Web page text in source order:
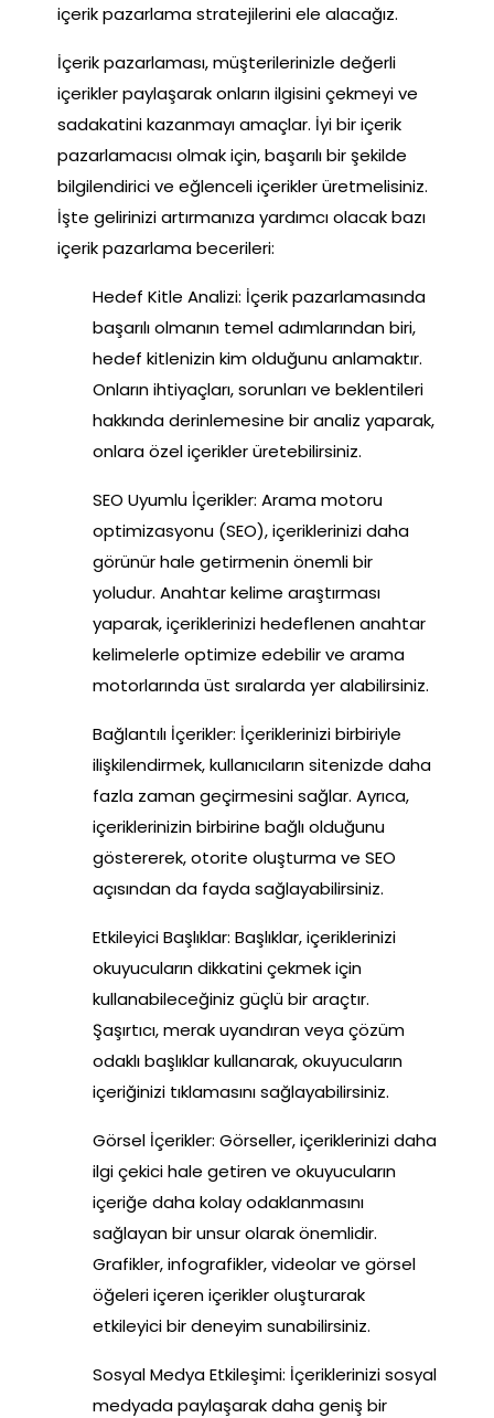
içerik pazarlama stratejilerini ele alacağız.
İçerik pazarlaması, müşterilerinizle değerli
içerikler paylaşarak onların ilgisini çekmeyi ve
sadakatini kazanmayı amaçlar. İyi bir içerik
pazarlamacısı olmak için, başarılı bir şekilde
bilgilendirici ve eğlenceli içerikler üretmelisiniz.
İşte gelirinizi artırmanıza yardımcı olacak bazı
içerik pazarlama becerileri:
Hedef Kitle Analizi: İçerik pazarlamasında
başarılı olmanın temel adımlarından biri,
hedef kitlenizin kim olduğunu anlamaktır.
Onların ihtiyaçları, sorunları ve beklentileri
hakkında derinlemesine bir analiz yaparak,
onlara özel içerikler üretebilirsiniz.
SEO Uyumlu İçerikler: Arama motoru
optimizasyonu (SEO), içeriklerinizi daha
görünür hale getirmenin önemli bir
yoludur. Anahtar kelime araştırması
yaparak, içeriklerinizi hedeflenen anahtar
kelimelerle optimize edebilir ve arama
motorlarında üst sıralarda yer alabilirsiniz.
Bağlantılı İçerikler: İçeriklerinizi birbiriyle
ilişkilendirmek, kullanıcıların sitenizde daha
fazla zaman geçirmesini sağlar. Ayrıca,
içeriklerinizin birbirine bağlı olduğunu
göstererek, otorite oluşturma ve SEO
açısından da fayda sağlayabilirsiniz.
Etkileyici Başlıklar: Başlıklar, içeriklerinizi
okuyucuların dikkatini çekmek için
kullanabileceğiniz güçlü bir araçtır.
Şaşırtıcı, merak uyandıran veya çözüm
odaklı başlıklar kullanarak, okuyucuların
içeriğinizi tıklamasını sağlayabilirsiniz.
Görsel İçerikler: Görseller, içeriklerinizi daha
ilgi çekici hale getiren ve okuyucuların
içeriğe daha kolay odaklanmasını
sağlayan bir unsur olarak önemlidir.
Grafikler, infografikler, videolar ve görsel
öğeleri içeren içerikler oluşturarak
etkileyici bir deneyim sunabilirsiniz.
Sosyal Medya Etkileşimi: İçeriklerinizi sosyal
medyada paylaşarak daha geniş bir